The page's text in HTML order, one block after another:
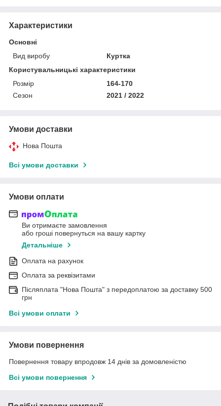
Характеристики
Основні
Вид виробу
Куртка
Користувальницькі характеристики
Розмір
164-170
Сезон
2021 / 2022
Умови доставки
Нова Пошта
Всі умови доставки
Умови оплати
Ви отримаєте замовлення
або гроші повернуться на вашу картку
Детальніше
Оплата на рахунок
Оплата за реквізитами
Післяплата "Нова Пошта" з передоплатою за доставку 500
грн
Всі умови оплати
Умови повернення
Повернення товару впродовж 14 днів за домовленістю
Всі умови повернення